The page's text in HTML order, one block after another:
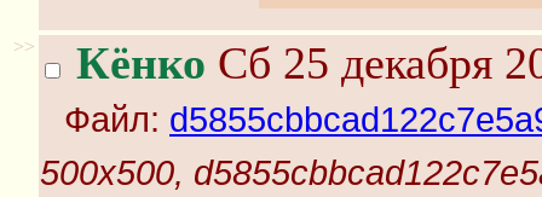
>> Кёнко Сб 25 декабря
Файл:
500x500,